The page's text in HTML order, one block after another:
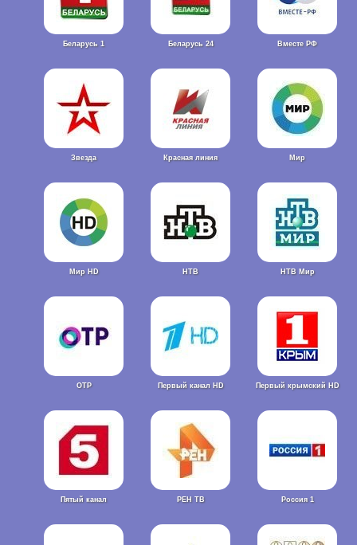
Беларусь 1 Беларусь 24 Вместе РФ
Звезда Красная линия Мир
Мир HD НТВ НТВ Мир
ОТР Первый канал HD Первый крымский HD
Пятый канал РЕН ТВ Россия 1